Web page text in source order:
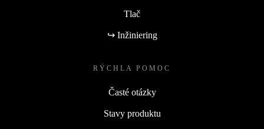
Tlač
↪ Inžiniering
RÝCHLA POMOC
Časté otázky
Stavy produktu